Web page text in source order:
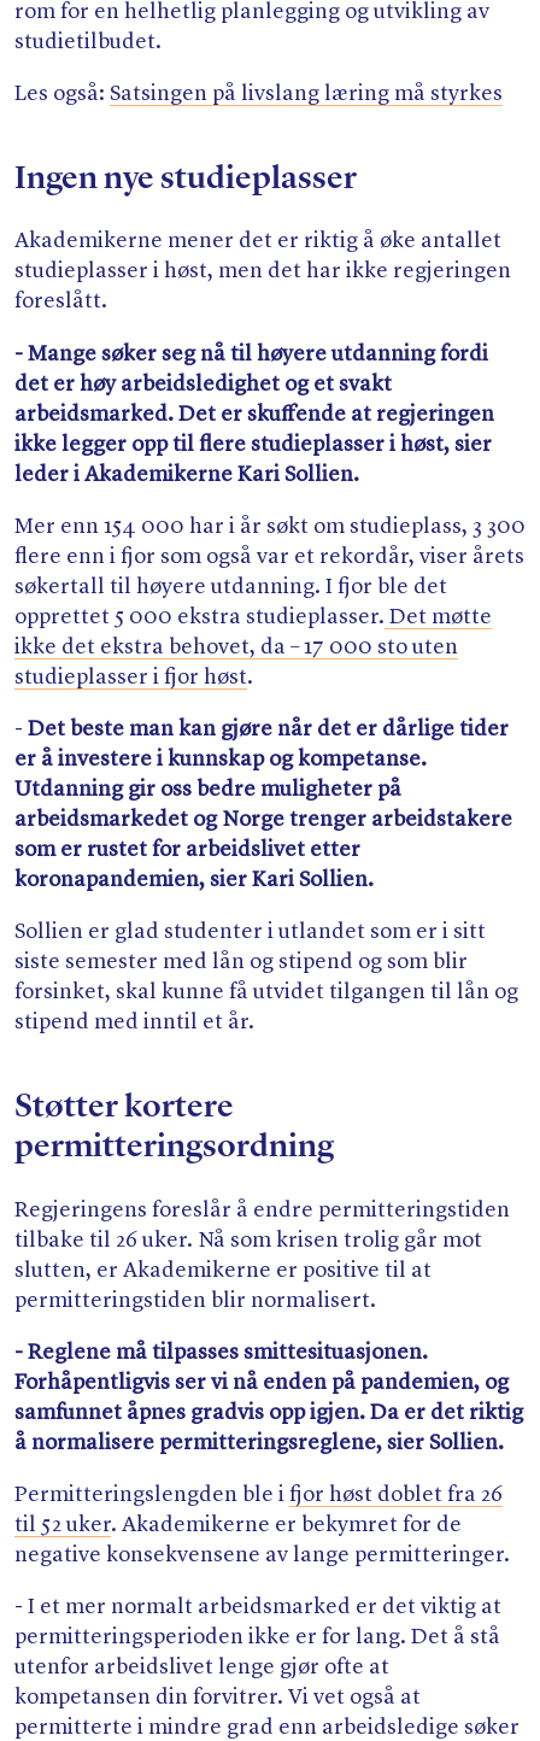
rom for en helhetlig planlegging og utvikling av
studietilbudet.
Les også: Satsingen på livslang læring må styrkes
Ingen nye studieplasser
Akademikerne mener det er riktig å øke antallet
studieplasser i høst, men det har ikke regjeringen
foreslått.
- Mange søker seg nå til høyere utdanning fordi
det er høy arbeidsledighet og et svakt
arbeidsmarked. Det er skuffende at regjeringen
ikke legger opp til flere studieplasser i høst, sier
leder i Akademikerne Kari Sollien.
Mer enn 154 000 har i år søkt om studieplass, 3 300
flere enn i fjor som også var et rekordår, viser årets
søkertall til høyere utdanning. I fjor ble det
opprettet 5 000 ekstra studieplasser. Det møtte
ikke det ekstra behovet, da – 17 000 sto uten
studieplasser i fjor høst.
- Det beste man kan gjøre når det er dårlige tider
er å investere i kunnskap og kompetanse.
Utdanning gir oss bedre muligheter på
arbeidsmarkedet og Norge trenger arbeidstakere
som er rustet for arbeidslivet etter
koronapandemien, sier Kari Sollien.
Sollien er glad studenter i utlandet som er i sitt
siste semester med lån og stipend og som blir
forsinket, skal kunne få utvidet tilgangen til lån og
stipend med inntil et år.
Støtter kortere
permitteringsordning
Regjeringens foreslår å endre permitteringstiden
tilbake til 26 uker. Nå som krisen trolig går mot
slutten, er Akademikerne er positive til at
permitteringstiden blir normalisert.
- Reglene må tilpasses smittesituasjonen.
Forhåpentligvis ser vi nå enden på pandemien, og
samfunnet åpnes gradvis opp igjen. Da er det riktig
å normalisere permitteringsreglene, sier Sollien.
Permitteringslengden ble i fjor høst doblet fra 26
til 52 uker. Akademikerne er bekymret for de
negative konsekvensene av lange permitteringer.
- I et mer normalt arbeidsmarked er det viktig at
permitteringsperioden ikke er for lang. Det å stå
utenfor arbeidslivet lenge gjør ofte at
kompetansen din forvitrer. Vi vet også at
permitterte i mindre grad enn arbeidsledige søker